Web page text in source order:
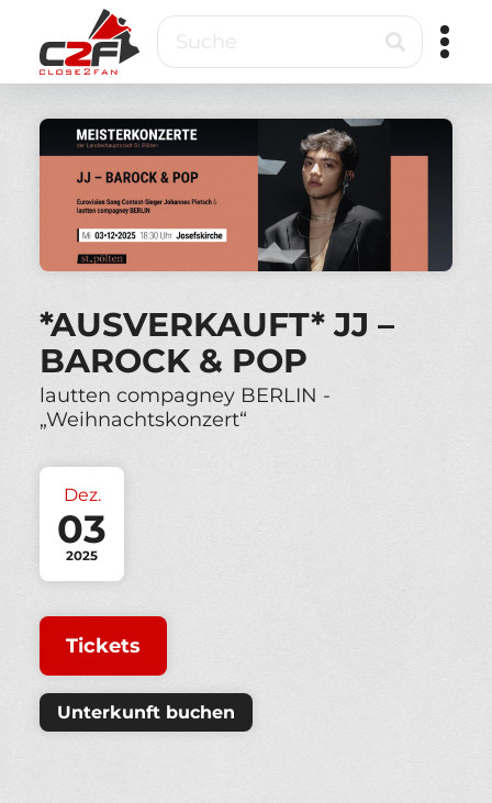
Inhalt
to
ticketing
Suche
*AUSVERKAUFT* JJ –
BAROCK & POP
lautten compagney BERLIN -
„Weihnachtskonzert“
Dez.
03
2025
Tickets
Unterkunft buchen